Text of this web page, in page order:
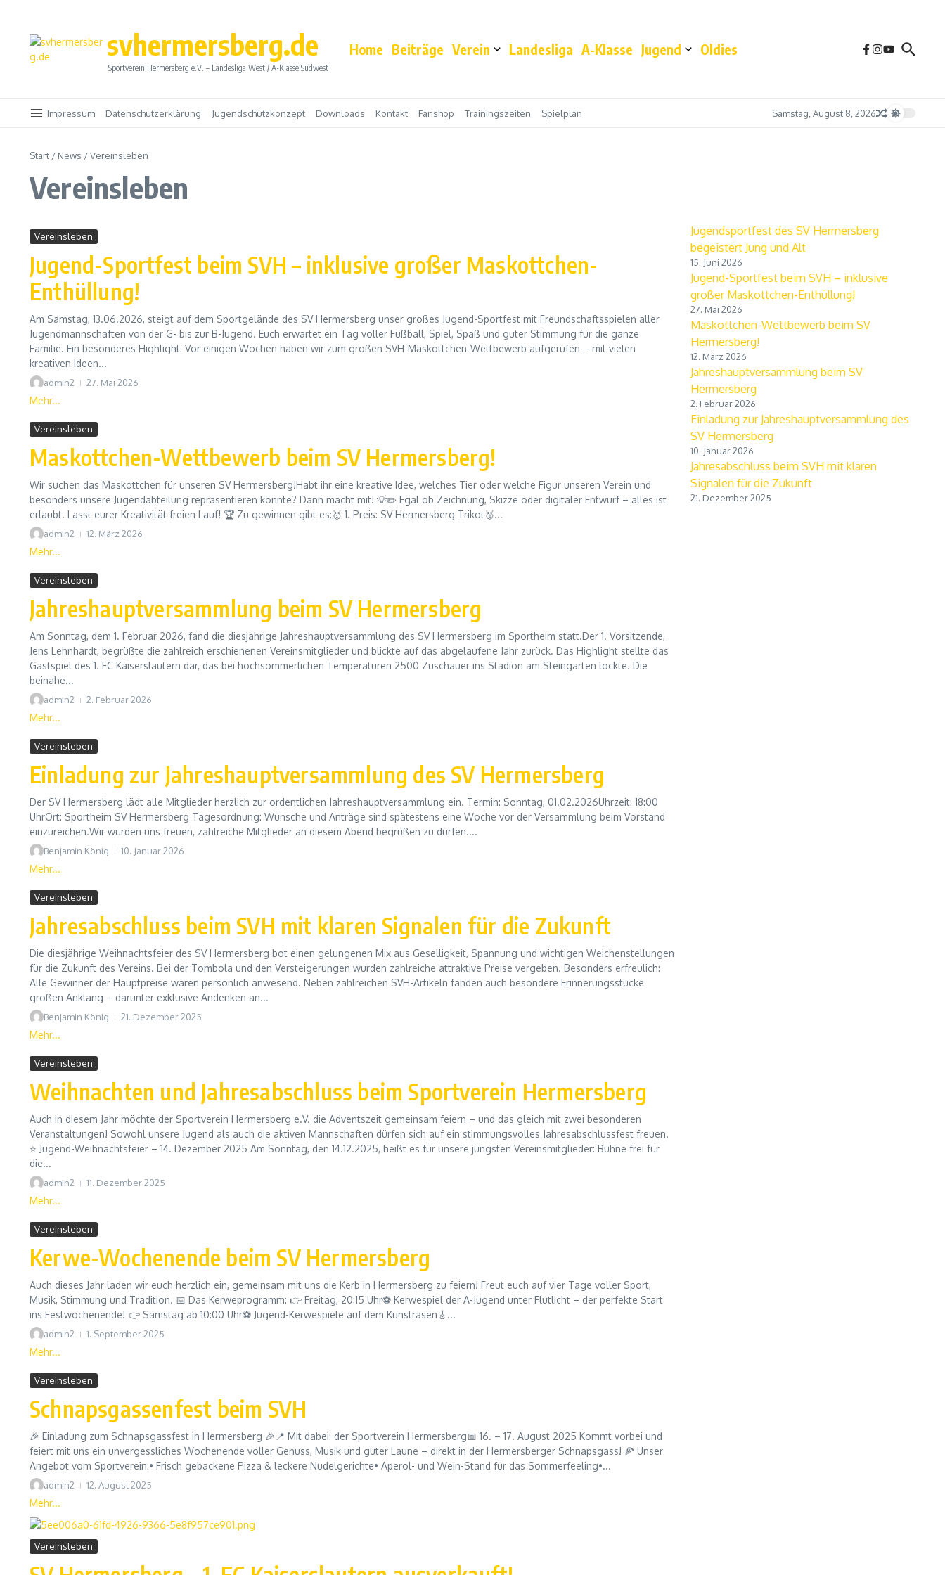
svhermersberg.de
Sportverein Hermersberg e.V. – Landesliga West / A-Klasse Südwest
Home Beiträge Verein Landesliga A-Klasse Jugend Oldies
Impressum Datenschutzerklärung Jugendschutzkonzept Downloads Kontakt Fanshop Trainingszeiten Spielplan Samstag, August 8, 2026
Start / News /Vereinsleben
Vereinsleben
Vereinsleben
Jugend-Sportfest beim SVH – inklusive großer Maskottchen-
Enthüllung!
Am Samstag, 13.06.2026, steigt auf dem Sportgelände des SV Hermersberg unser großes Jugend-Sportfest mit Freundschaftsspielen aller
Jugendmannschaften von der G- bis zur B-Jugend. Euch erwartet ein Tag voller Fußball, Spiel, Spaß und guter Stimmung für die ganze
Familie. Ein besonderes Highlight: Vor einigen Wochen haben wir zum großen SVH-Maskottchen-Wettbewerb aufgerufen – mit vielen
kreativen Ideen...
admin2 27. Mai 2026
Mehr...
Vereinsleben
Maskottchen-Wettbewerb beim SV Hermersberg!
Wir suchen das Maskottchen für unseren SV Hermersberg!Habt ihr eine kreative Idee, welches Tier oder welche Figur unseren Verein und
besonders unsere Jugendabteilung repräsentieren könnte? Dann macht mit! 💡✏️ Egal ob Zeichnung, Skizze oder digitaler Entwurf – alles ist
erlaubt. Lasst eurer Kreativität freien Lauf! 🏆 Zu gewinnen gibt es:🥇 1. Preis: SV Hermersberg Trikot🥈...
admin2 12. März 2026
Mehr...
Vereinsleben
Jahreshauptversammlung beim SV Hermersberg
Am Sonntag, dem 1. Februar 2026, fand die diesjährige Jahreshauptversammlung des SV Hermersberg im Sportheim statt.Der 1. Vorsitzende,
Jens Lehnhardt, begrüßte die zahlreich erschienenen Vereinsmitglieder und blickte auf das abgelaufene Jahr zurück. Das Highlight stellte das
Gastspiel des 1. FC Kaiserslautern dar, das bei hochsommerlichen Temperaturen 2500 Zuschauer ins Stadion am Steingarten lockte. Die
beinahe...
admin2 2. Februar 2026
Mehr...
Vereinsleben
Einladung zur Jahreshauptversammlung des SV Hermersberg
Der SV Hermersberg lädt alle Mitglieder herzlich zur ordentlichen Jahreshauptversammlung ein. Termin: Sonntag, 01.02.2026Uhrzeit: 18:00
UhrOrt: Sportheim SV Hermersberg Tagesordnung: Wünsche und Anträge sind spätestens eine Woche vor der Versammlung beim Vorstand
einzureichen.Wir würden uns freuen, zahlreiche Mitglieder an diesem Abend begrüßen zu dürfen....
Benjamin König 10. Januar 2026
Mehr...
Vereinsleben
Jahresabschluss beim SVH mit klaren Signalen für die Zukunft
Die diesjährige Weihnachtsfeier des SV Hermersberg bot einen gelungenen Mix aus Geselligkeit, Spannung und wichtigen Weichenstellungen
für die Zukunft des Vereins. Bei der Tombola und den Versteigerungen wurden zahlreiche attraktive Preise vergeben. Besonders erfreulich:
Alle Gewinner der Hauptpreise waren persönlich anwesend. Neben zahlreichen SVH-Artikeln fanden auch besondere Erinnerungsstücke
großen Anklang – darunter exklusive Andenken an...
Benjamin König 21. Dezember 2025
Mehr...
Vereinsleben
Weihnachten und Jahresabschluss beim Sportverein Hermersberg
Auch in diesem Jahr möchte der Sportverein Hermersberg e.V. die Adventszeit gemeinsam feiern – und das gleich mit zwei besonderen
Veranstaltungen! Sowohl unsere Jugend als auch die aktiven Mannschaften dürfen sich auf ein stimmungsvolles Jahresabschlussfest freuen.
⭐ Jugend-Weihnachtsfeier – 14. Dezember 2025 Am Sonntag, den 14.12.2025, heißt es für unsere jüngsten Vereinsmitglieder: Bühne frei für
die...
admin2 11. Dezember 2025
Mehr...
Vereinsleben
Kerwe-Wochenende beim SV Hermersberg
Auch dieses Jahr laden wir euch herzlich ein, gemeinsam mit uns die Kerb in Hermersberg zu feiern! Freut euch auf vier Tage voller Sport,
Musik, Stimmung und Tradition. 📅 Das Kerweprogramm: 👉 Freitag, 20:15 Uhr⚽ Kerwespiel der A-Jugend unter Flutlicht – der perfekte Start
ins Festwochenende! 👉 Samstag ab 10:00 Uhr⚽ Jugend-Kerwespiele auf dem Kunstrasen🎸...
admin2 1. September 2025
Mehr...
Vereinsleben
Schnapsgassenfest beim SVH
🎉 Einladung zum Schnapsgassfest in Hermersberg 🎉📍 Mit dabei: der Sportverein Hermersberg📅 16. – 17. August 2025 Kommt vorbei und
feiert mit uns ein unvergessliches Wochenende voller Genuss, Musik und guter Laune – direkt in der Hermersberger Schnapsgass! 🍕 Unser
Angebot vom Sportverein:• Frisch gebackene Pizza & leckere Nudelgerichte• Aperol- und Wein-Stand für das Sommerfeeling•...
admin2 12. August 2025
Mehr...
Vereinsleben
Jugendsportfest des SV Hermersberg
begeistert Jung und Alt
15. Juni 2026
Jugend-Sportfest beim SVH – inklusive
großer Maskottchen-Enthüllung!
27. Mai 2026
Maskottchen-Wettbewerb beim SV
Hermersberg!
12. März 2026
Jahreshauptversammlung beim SV
Hermersberg
2. Februar 2026
Einladung zur Jahreshauptversammlung des
SV Hermersberg
10. Januar 2026
Jahresabschluss beim SVH mit klaren
Signalen für die Zukunft
21. Dezember 2025